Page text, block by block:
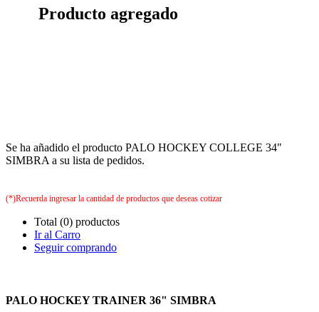
Producto agregado
Se ha añadido el producto PALO HOCKEY COLLEGE 34"
SIMBRA a su lista de pedidos.
(*)Recuerda ingresar la cantidad de productos que deseas cotizar
Total (0) productos
Ir al Carro
Seguir comprando
PALO HOCKEY TRAINER 36" SIMBRA